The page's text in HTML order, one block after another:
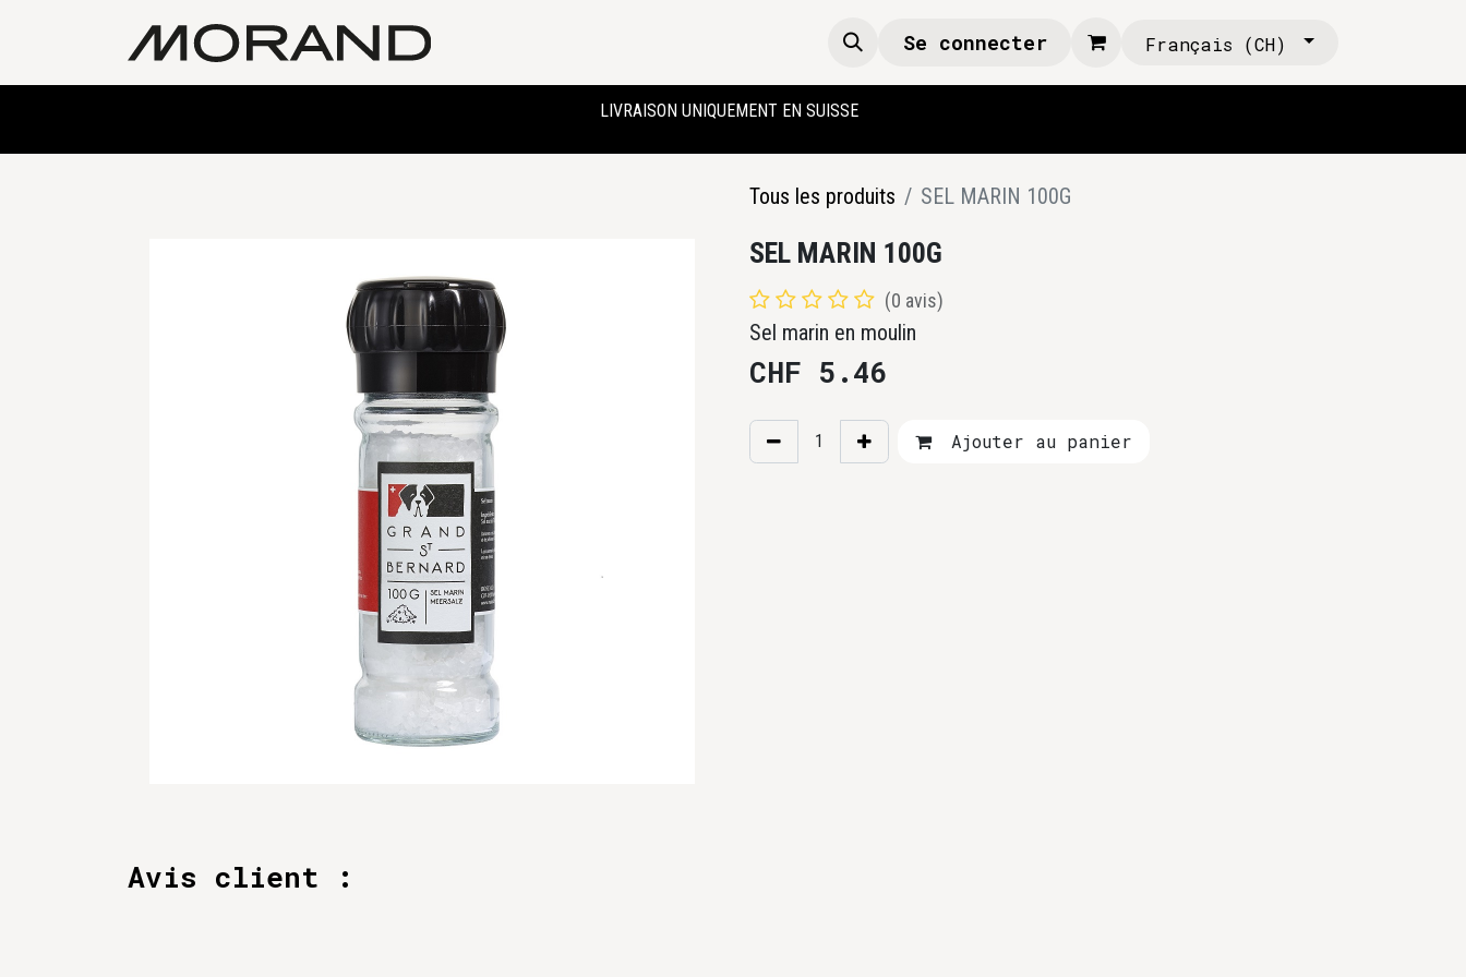
Se connecter Français (CH)
LIVRAISON UNIQUEMENT EN SUISSE
Tous les produits SEL MARIN 100G
SEL MARIN 100G
(0 avis)
Sel marin en moulin
CHF 5.46
Ajouter au panier
Avis client :